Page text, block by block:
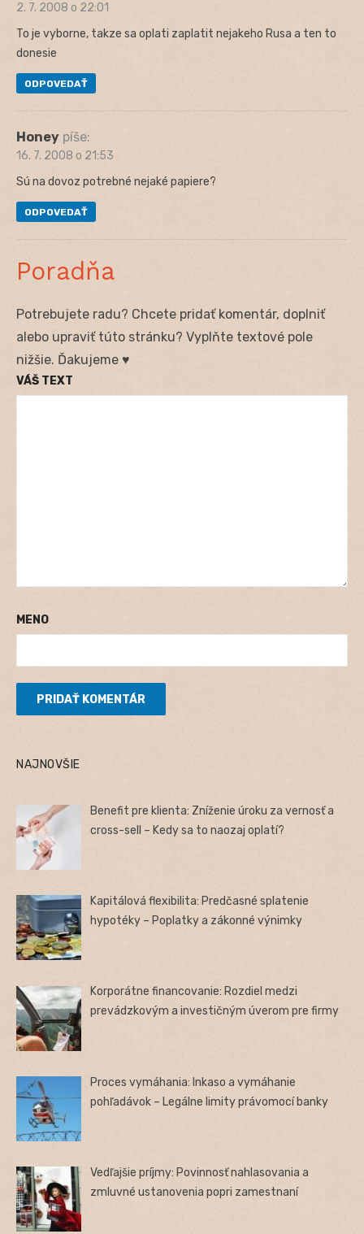
2. 7. 2008 o 22:01
To je vyborne, takze sa oplati zaplatit nejakeho Rusa a ten to
donesie
ODPOVEDAŤ
Honey píše:
16. 7. 2008 o 21:53
Sú na dovoz potrebné nejaké papiere?
ODPOVEDAŤ
Poradňa
Potrebujete radu? Chcete pridať komentár, doplniť
alebo upraviť túto stránku? Vyplňte textové pole
nižšie. Ďakujeme ♥
VÁŠ TEXT
MENO
NAJNOVŠIE
Benefit pre klienta: Zníženie úroku za vernosť a
cross-sell – Kedy sa to naozaj oplatí?
Kapitálová flexibilita: Predčasné splatenie
hypotéky – Poplatky a zákonné výnimky
Korporátne financovanie: Rozdiel medzi
prevádzkovým a investičným úverom pre firmy
Proces vymáhania: Inkaso a vymáhanie
pohľadávok – Legálne limity právomocí banky
Vedľajšie príjmy: Povinnosť nahlasovania a
zmluvné ustanovenia popri zamestnaní